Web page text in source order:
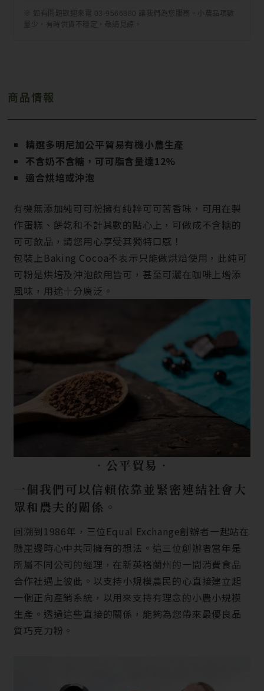
※ 如有問題歡迎來電 03-9566880 讓我們為您服務。小農品項數
量少，有時供貨不穩定，敬請見諒。
商品情報
精選多明尼加公平貿易有機小農生產
不含奶不含糖，可可脂含量達12%
適合烘培或沖泡
有機無添加純可可粉擁有純粹可可苦香味，可用在製
作蛋糕、餅乾和不計其數的點心上，可做成不含糖的
可可飲品，請您用心享受其獨特口感！
包裝上Baking Cocoa不表示只能做烘焙使用，此純可
可粉是烘培及沖泡飲用皆可，甚至可灑在咖啡上增添
風味，用途十分廣泛。
‧公平貿易‧
一個我們可以信賴依靠並緊密連結社會大
眾和農夫的關係。
回溯到1986年，三位Equal Exchange創辦者一起站在
懸崖邊時心中共同擁有的想法。這三位創辦者當年是
所屬不同公司的經理，在新英格蘭州的一間消費食品
合作社遇上彼此。以支持小規模農民的心直接建立起
一個正向產銷系統，以用來支持有理念的小農小規模
生產。透過這些直接的關係，能夠為您帶來最優良品
質巧克力粉。